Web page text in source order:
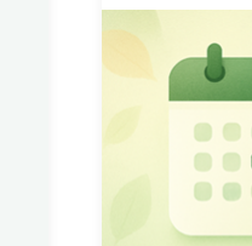
VERANSTALTUNGEN